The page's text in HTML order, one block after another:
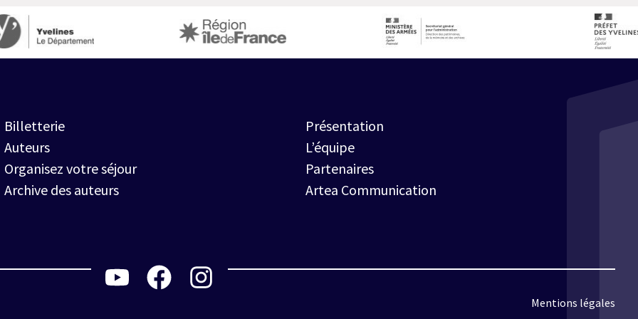
Billetterie
Auteurs
Organisez votre séjour
Archive des auteurs
Présentation
L’équipe
Partenaires
Artea Communication
Mentions légales